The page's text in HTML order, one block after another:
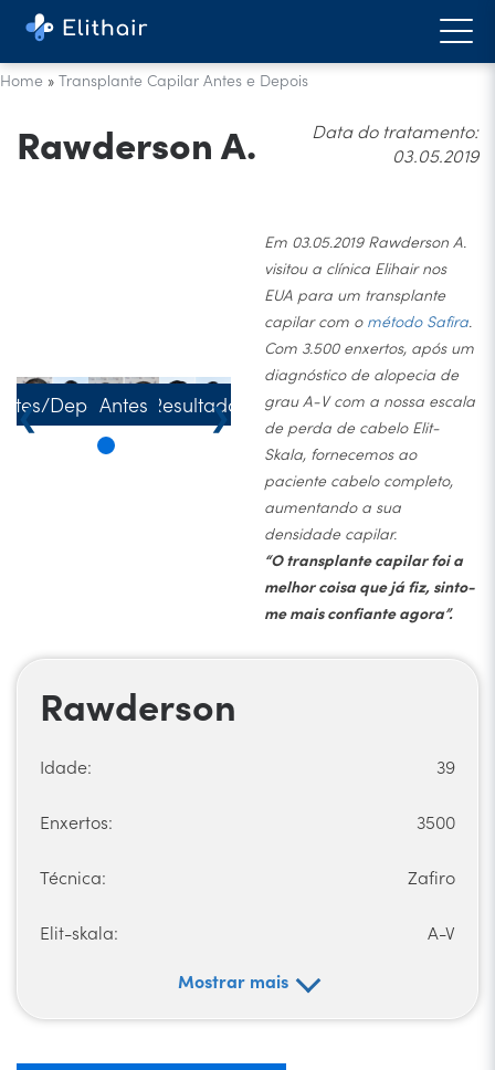
Home » Transplante Capilar Antes e Depois
Rawderson A.
Data do tratamento:
03.05.2019
DepoisAntes Resultado
❮ ❯
Em 03.05.2019 Rawderson A.
visitou a clínica Elihair nos
EUA para um transplante
capilar com o método Safira.
Com 3.500 enxertos, após um
diagnóstico de alopecia de
grau A-V com a nossa escala
de perda de cabelo Elit-
Skala, fornecemos ao
paciente cabelo completo,
aumentando a sua
densidade capilar.
“O transplante capilar foi a
melhor coisa que já fiz, sinto-
me mais confiante agora”.
Rawderson
Idade: 39
Enxertos: 3500
Técnica: Zafiro
Elit-skala:
A-V
Mostrar mais